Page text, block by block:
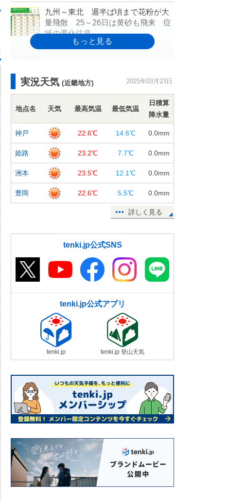
九州～東北 週半ば頃まで花粉が大
量飛散 25～26日は黄砂も飛来 症
状の悪化注意
き上がる予想
23日15:45
高知に続き 熊本や宇和島(愛媛県)で
も桜(ソメイヨシノ)が開花
23日15:34
【速報】高知で桜(ソメイヨシノ)開
花 昨年と同じ日に観測 気象官署
で全国トップ
23日14:26
【速報】東京都心で今年初の最高気
東京都心の桜 つぼみがピンク色
読み
23日12:45
北陸 25日から今季初の本格的な黄
砂飛来か 花粉も大量飛散 注意点
や対策は
23日11:36
【速報】関東で今年初めての夏日
千葉県市原市の牛久で最高気温25℃
今日23日 近畿地方は黄砂が飛来す
る所も 花粉症の方は万全の対策を
東は晴れて初夏の陽気 北陸～北海
道は空気冷たい
23日08:43
26日まで初夏の陽気 27日から雨・
実況天気 (近畿地方) 2025年03月23日
地点名 天気 最高気温 最低気温
日積算
降水量
神戸 22.6℃ 14.6℃ 0.0mm
姫路 23.2℃ 7.7℃ 0.0mm
洲本 23.5℃ 12.1℃ 0.0mm
豊岡 22.6℃ 5.5℃ 0.0mm
詳しく見る
tenki.jp公式SNS
tenki.jp公式アプリ
tenki.jp tenki.jp 登山天気